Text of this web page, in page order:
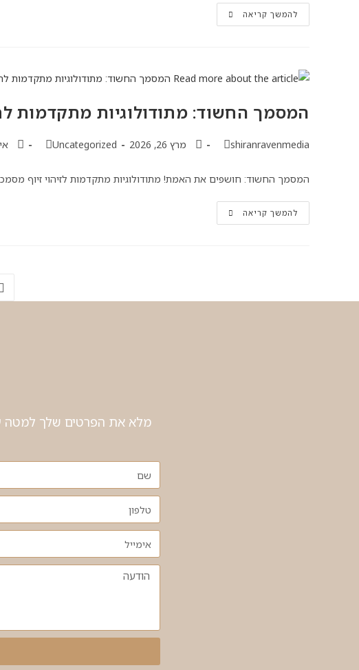
להמשך קריאה
המסמך החשוד: מתודולוגיות מתקדמות
shiranravenmedia מרץ 26, 2026 Uncategorized
המסמך החשוד: חושפים את האמת! מתודולוגיות מתקדמות לזיהוי זיוף
להמשך קריאה
מלא את הפרטים שלך למטה